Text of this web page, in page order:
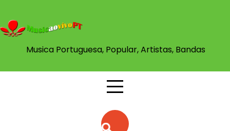
content
Musica Portuguesa, Popular, Artistas, Bandas